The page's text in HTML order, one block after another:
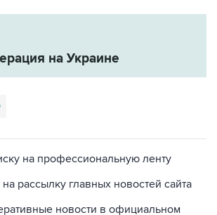
на Украине
на профессиональную ленту
рассылку главных новостей сайта
новости в официальном